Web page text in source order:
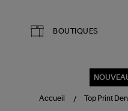
BOUTIQUES
Accueil Top Print